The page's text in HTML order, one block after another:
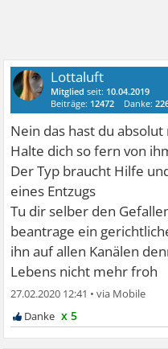
Lottaluft
Mitglied seit: 10.04.2019
Beiträge: 12472 Danke:
Nein das hast du absolut
Halte dich so fern von
Der Typ braucht Hilfe
eines Entzugs
Tu dir selber den
beantrage ein
ihn auf allen Kanälen
Lebens nicht mehr froh
27.02.2020 12:41 •
x 5